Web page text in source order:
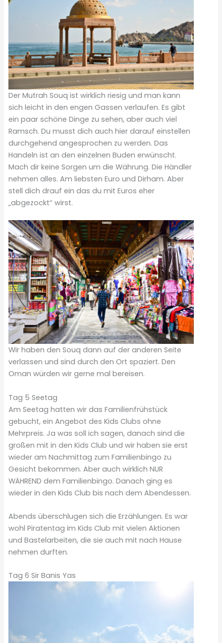
Der Mutrah Souq ist wirklich riesig und man kann
sich leicht in den engen Gassen verlaufen. Es gibt
ein paar schöne Dinge zu sehen, aber auch viel
Ramsch. Du musst dich auch hier darauf einstellen
durchgehend angesprochen zu werden. Das
Handeln ist an den einzelnen Buden erwünscht.
Mach dir keine Sorgen um die Währung. Die Händler
nehmen alles. Am liebsten Euro und Dirham. Aber
stell dich drauf ein das du mit Euros eher
„abgezockt“ wirst.
Wir haben den Souq dann auf der anderen Seite
verlassen und sind durch den Ort spaziert. Den
Oman würden wir gerne mal bereisen.
Tag 5 Seetag
Am Seetag hatten wir das Familienfrühstück
gebucht, ein Angebot des Kids Clubs ohne
Mehrpreis. Ja was soll ich sagen, danach sind die
großen mit in den Kids Club und wir haben sie erst
wieder am Nachmittag zum Familienbingo zu
Gesicht bekommen. Aber auch wirklich NUR
WÄHREND dem Familienbingo. Danach ging es
wieder in den Kids Club bis nach dem Abendessen.
Abends überschlugen sich die Erzählungen. Es war
wohl Piratentag im Kids Club mit vielen Aktionen
und Bastelarbeiten, die sie auch mit nach Hause
nehmen durften.
Tag 6 Sir Banis Yas